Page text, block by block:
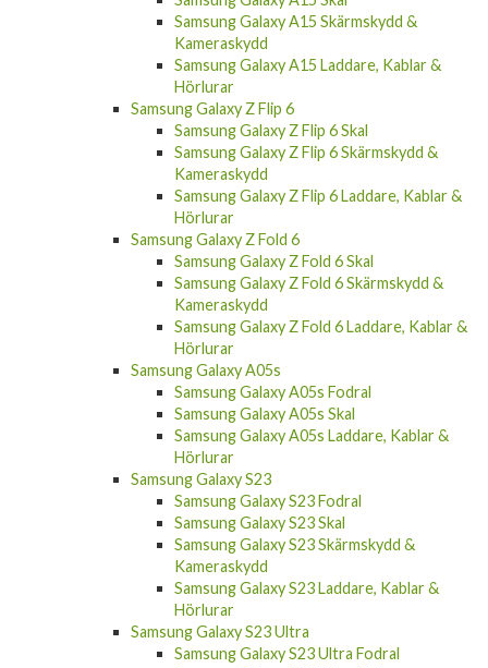
Kameraskydd
Samsung Galaxy A15 Laddare, Kablar &
Hörlurar
Samsung Galaxy Z Flip 6
Samsung Galaxy Z Flip 6 Skal
Samsung Galaxy Z Flip 6 Skärmskydd &
Kameraskydd
Samsung Galaxy Z Flip 6 Laddare, Kablar &
Hörlurar
Samsung Galaxy Z Fold 6
Samsung Galaxy Z Fold 6 Skal
Samsung Galaxy Z Fold 6 Skärmskydd &
Kameraskydd
Samsung Galaxy Z Fold 6 Laddare, Kablar &
Hörlurar
Samsung Galaxy A05s
Samsung Galaxy A05s Fodral
Samsung Galaxy A05s Skal
Samsung Galaxy A05s Laddare, Kablar &
Hörlurar
Samsung Galaxy S23
Samsung Galaxy S23 Fodral
Samsung Galaxy S23 Skal
Samsung Galaxy S23 Skärmskydd &
Kameraskydd
Samsung Galaxy S23 Laddare, Kablar &
Hörlurar
Samsung Galaxy S23 Ultra
Samsung Galaxy S23 Ultra Fodral
Samsung Galaxy S23 Ultra Skal